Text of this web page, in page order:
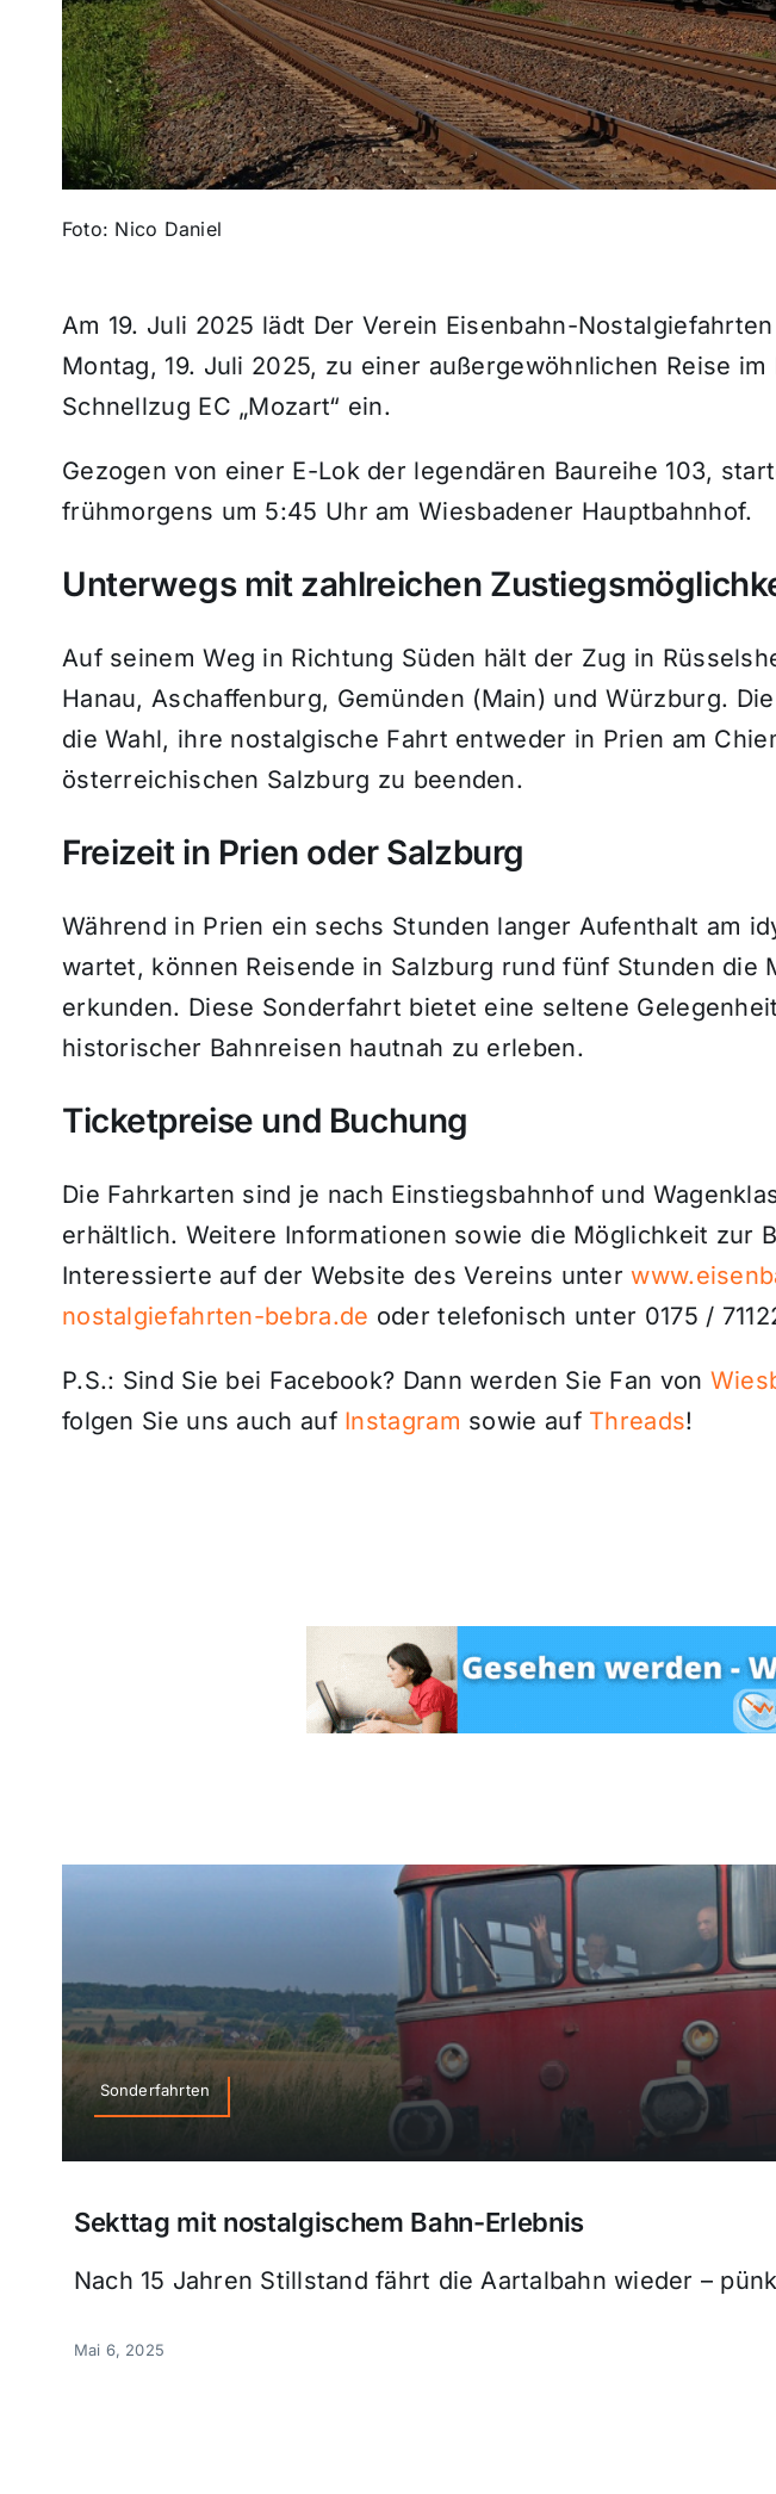
Foto: Nico Daniel
Am 19. Juli 2025 lädt Der Verein Eisenbahn-
Montag, 19. Juli 2025, zu einer außergewöhnlichen Reise
Schnellzug EC „Mozart“ ein.
Gezogen von einer E-Lok der legendären Baureihe 103,
frühmorgens um 5:45 Uhr am Wiesbadener Hauptbahnhof.
Unterwegs mit zahlreichen
Auf seinem Weg in Richtung Süden hält der Zug in
Hanau, Aschaffenburg, Gemünden (Main) und Würzburg.
die Wahl, ihre nostalgische Fahrt entweder in Prien am
österreichischen Salzburg zu beenden.
Freizeit in Prien oder Salzburg
Während in Prien ein sechs Stunden langer Aufenthalt am
wartet, können Reisende in Salzburg rund fünf Stunden die
erkunden. Diese Sonderfahrt bietet eine seltene
historischer Bahnreisen hautnah zu erleben.
Ticketpreise und Buchung
Die Fahrkarten sind je nach Einstiegsbahnhof und
erhältlich. Weitere Informationen sowie die Möglichkeit zur
Interessierte auf der Website des Vereins unter
nostalgiefahrten-bebra.de oder telefonisch unter 0175 /
P.S.: Sind Sie bei Facebook? Dann werden Sie Fan von
folgen Sie uns auch auf Instagram sowie auf Threads!
Sonderfahrten
Sekttag mit nostalgischem Bahn-Erlebnis
Nach 15 Jahren Stillstand fährt die Aartalbahn wieder –
Mai 6, 2025